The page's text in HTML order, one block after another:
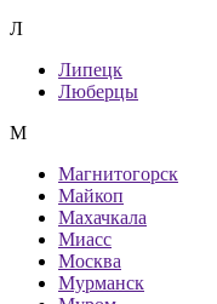
Л
Липецк
Люберцы
М
Магнитогорск
Майкоп
Махачкала
Миасс
Москва
Мурманск